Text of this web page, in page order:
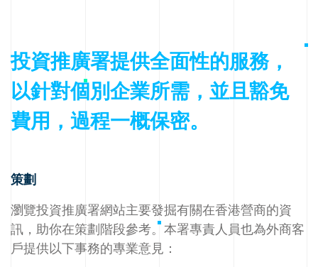
投資推廣署提供全面性的服務，
以針對個別企業所需，並且豁免
費用，過程一概保密。
策劃
瀏覽投資推廣署網站主要發掘有關在香港營商的資
訊，助你在策劃階段參考。本署專責人員也為外商客
戶提供以下事務的專業意見：